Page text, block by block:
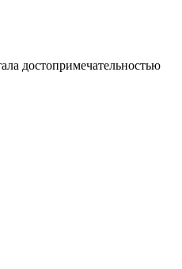
достопримечательностью